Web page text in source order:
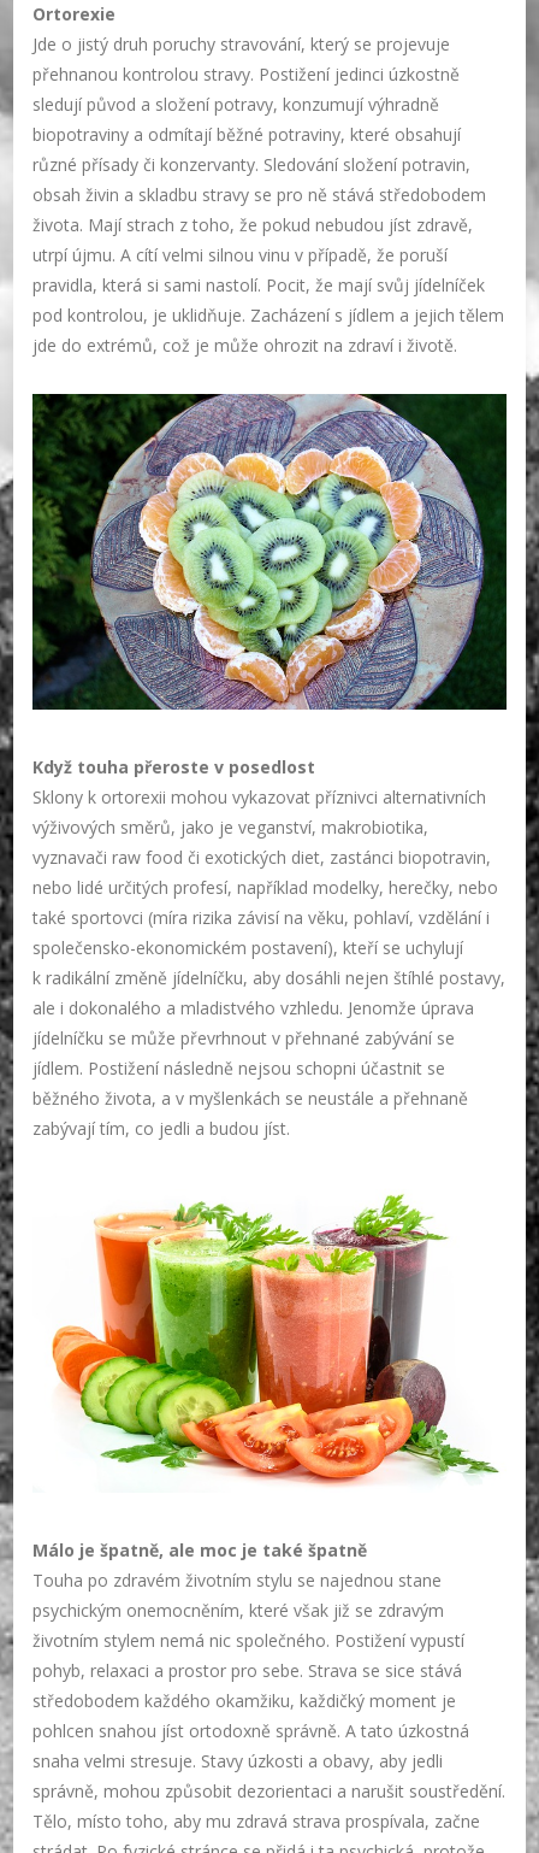
Ortorexie
Jde o jistý druh poruchy stravování, který se projevuje
přehnanou kontrolou stravy. Postižení jedinci úzkostně
sledují původ a složení potravy, konzumují výhradně
biopotraviny a odmítají běžné potraviny, které obsahují
různé přísady či konzervanty. Sledování složení potravin,
obsah živin a skladbu stravy se pro ně stává středobodem
života. Mají strach z toho, že pokud nebudou jíst zdravě,
utrpí újmu. A cítí velmi silnou vinu v případě, že poruší
pravidla, která si sami nastolí. Pocit, že mají svůj jídelníček
pod kontrolou, je uklidňuje. Zacházení s jídlem a jejich tělem
jde do extrémů, což je může ohrozit na zdraví i životě.
Když touha přeroste v posedlost
Sklony k ortorexii mohou vykazovat příznivci alternativních
výživových směrů, jako je veganství, makrobiotika,
vyznavači raw food či exotických diet, zastánci biopotravin,
nebo lidé určitých profesí, například modelky, herečky, nebo
také sportovci (míra rizika závisí na věku, pohlaví, vzdělání i
společensko-ekonomickém postavení), kteří se uchylují
k radikální změně jídelníčku, aby dosáhli nejen štíhlé postavy,
ale i dokonalého a mladistvého vzhledu. Jenomže úprava
jídelníčku se může převrhnout v přehnané zabývání se
jídlem. Postižení následně nejsou schopni účastnit se
běžného života, a v myšlenkách se neustále a přehnaně
zabývají tím, co jedli a budou jíst.
Málo je špatně, ale moc je také špatně
Touha po zdravém životním stylu se najednou stane
psychickým onemocněním, které však již se zdravým
životním stylem nemá nic společného. Postižení vypustí
pohyb, relaxaci a prostor pro sebe. Strava se sice stává
středobodem každého okamžiku, každičký moment je
pohlcen snahou jíst ortodoxně správně. A tato úzkostná
snaha velmi stresuje. Stavy úzkosti a obavy, aby jedli
správně, mohou způsobit dezorientaci a narušit soustředění.
Tělo, místo toho, aby mu zdravá strava prospívala, začne